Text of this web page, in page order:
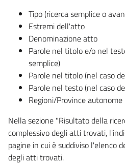
Tipo (ricerca semplice o
Estremi dell'atto
Denominazione atto
Parole nel titolo e/o nel
semplice)
Parole nel titolo (nel caso
Parole nel testo (nel caso
Regioni/Province autonome
Nella sezione "Risultato della
complessivo degli atti trovati,
pagine in cui è suddiviso l'elenco
degli atti trovati.